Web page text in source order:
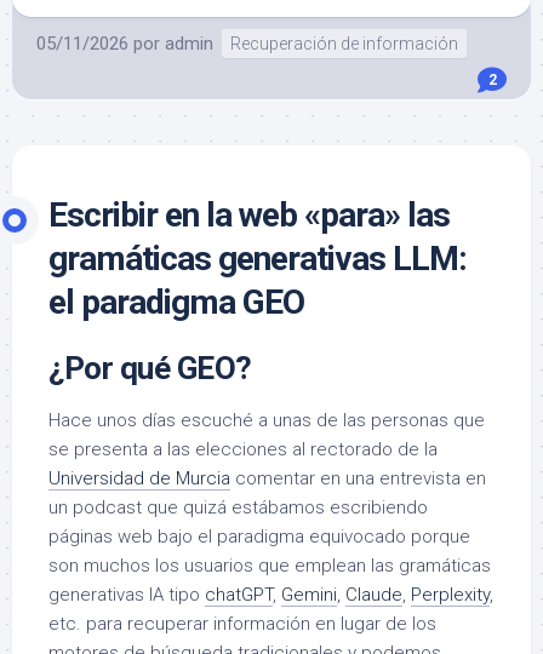
05/11/2026 por admin Recuperación de información
2
Escribir en la web «para» las
gramáticas generativas LLM:
el paradigma GEO
¿Por qué GEO?
Hace unos días escuché a unas de las personas que
se presenta a las elecciones al rectorado de la
Universidad de Murcia comentar en una entrevista en
un podcast que quizá estábamos escribiendo
páginas web bajo el paradigma equivocado porque
son muchos los usuarios que emplean las gramáticas
generativas IA tipo chatGPT, Gemini, Claude, Perplexity,
etc. para recuperar información en lugar de los